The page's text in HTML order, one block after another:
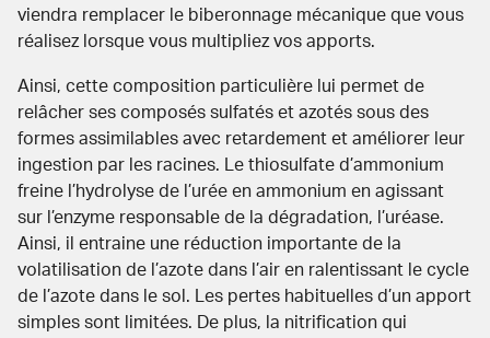
viendra remplacer le biberonnage mécanique que vous
réalisez lorsque vous multipliez vos apports.
Ainsi, cette composition particulière lui permet de
relâcher ses composés sulfatés et azotés sous des
formes assimilables avec retardement et améliorer leur
ingestion par les racines. Le thiosulfate d’ammonium
freine l’hydrolyse de l’urée en ammonium en agissant
sur l’enzyme responsable de la dégradation, l’uréase.
Ainsi, il entraine une réduction importante de la
volatilisation de l’azote dans l’air en ralentissant le cycle
de l’azote dans le sol. Les pertes habituelles d’un apport
simples sont limitées. De plus, la nitrification qui